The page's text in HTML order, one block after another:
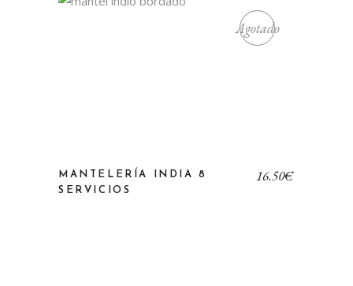
Agotado
MANTELERÍA INDIA 8
SERVICIOS
16,50€